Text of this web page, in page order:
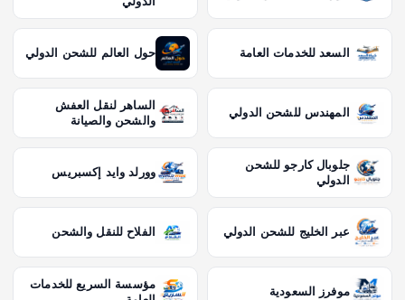
السعد للخدمات العامة حول العالم للشحن الدولي
المهندس للشحن الدولي
الساهر لنقل العفش
والشحن والصيانة
جلوبال كارجو للشحن
الدولي
وورلد وايد إكسبريس
عبر الخليج للشحن الدولي الفلاح للنقل والشحن
موفرز السعودية
مؤسسة السريع للخدمات